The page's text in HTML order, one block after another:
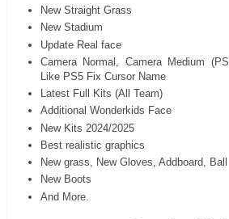
New Straight Grass
New Stadium
Update Real face
Camera Normal, Camera Medium
Like PS5 Fix Cursor Name
Latest Full Kits (All Team)
Additional Wonderkids Face
New Kits 2024/2025
Best realistic graphics
New grass, New Gloves, Addboard, Ball
New Boots
And More.